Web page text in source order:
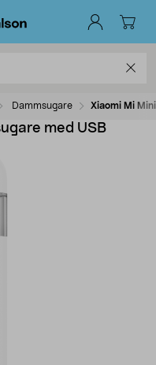
Dammsugare Xiaomi Mi
med USB